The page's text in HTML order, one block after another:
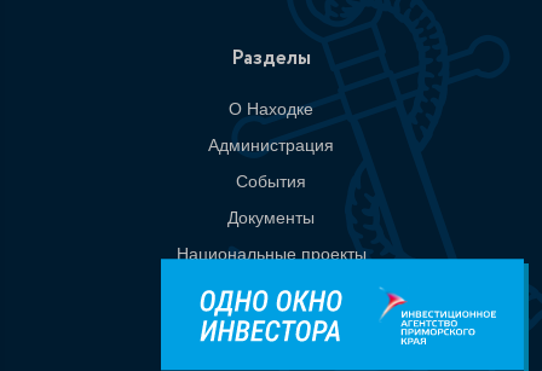
Разделы
О Находке
Администрация
События
Документы
Национальные проекты
Приемная
Контакты